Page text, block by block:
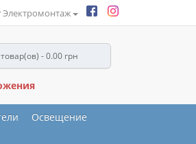
Электромонтаж
- 0.00 грн
Освещение